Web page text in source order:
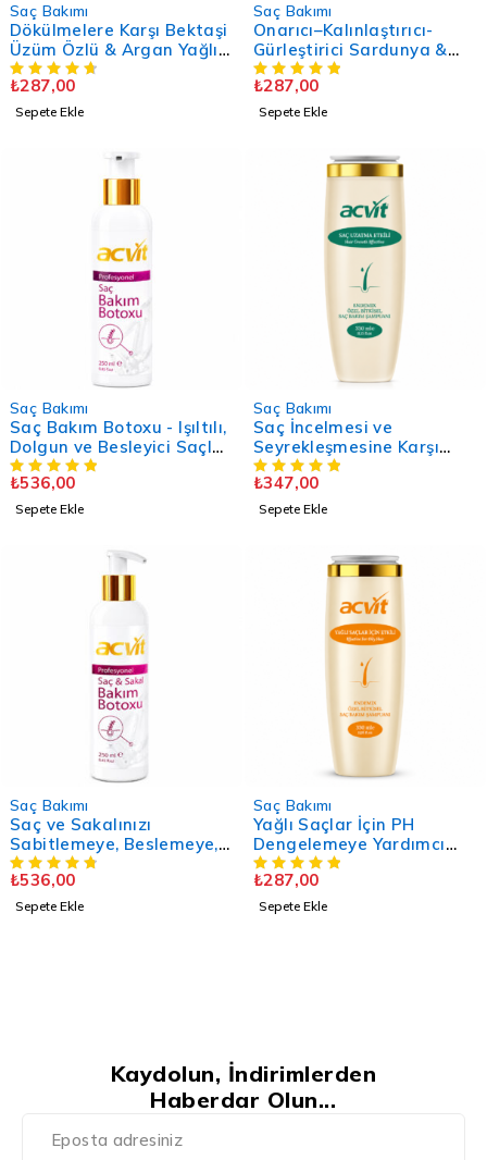
Saç Bakımı
Dökülmelere Karşı Bektaşi
Üzüm Özlü & Argan Yağlı
Şampuan - 330 ML. / Doğal
₺287,00
Sepete Ekle
Saç Bakımı
Onarıcı–Kalınlaştırıcı-
Gürleştirici Sardunya &
Ihlamur Özlü Şampuan -
330 Ml. – Doğal - Unisex
₺287,00
Sepete Ekle
Saç Bakımı
Saç Bakım Botoxu - Işıltılı,
Dolgun ve Besleyici Saçlar
İçin - 250 ML – Kadın
₺536,00
Sepete Ekle
Saç Bakımı
Saç İncelmesi ve
Seyrekleşmesine Karşı
Etkili Şampuan – 330 Ml. /
Doğal / Unısex
₺347,00
Sepete Ekle
Saç Bakımı
Saç ve Sakalınızı
Sabitlemeye, Beslemeye,
Parlak ve Dolgun Görünüm
Sağlamaya Destek Saç &
Sakal Bakım Kremi 250
₺536,00
Sepete Ekle
Saç Bakımı
Yağlı Saçlar İçin PH
Dengelemeye Yardımcı
Doğal Bakım Şampuanı –
330 Ml. – Doğal - Unisex
₺287,00
Sepete Ekle
Kaydolun, İndirimlerden
Haberdar Olun...